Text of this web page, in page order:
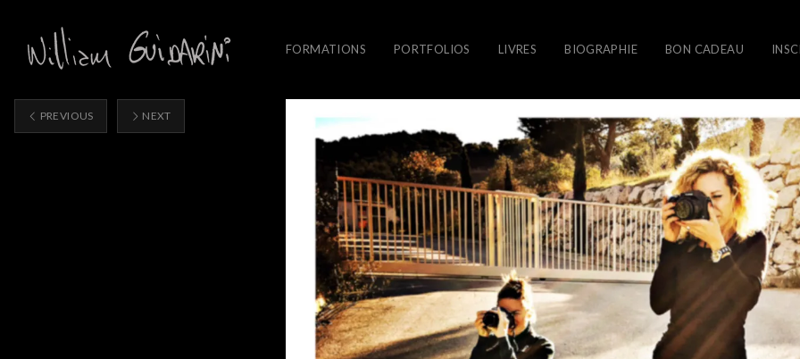
FORMATIONS PORTFOLIOS LIVRES BIOGRAPHIE BON CADEAU
PREVIOUS NEXT